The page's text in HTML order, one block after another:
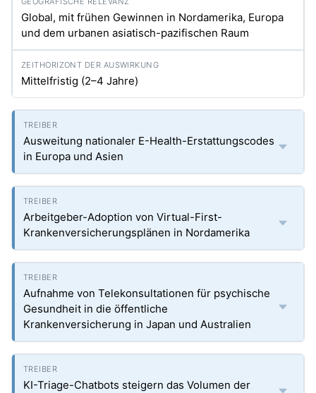
Global, mit frühen Gewinnen in Nordamerika, Europa
und dem urbanen asiatisch-pazifischen Raum
Mittelfristig (2–4 Jahre)
Ausweitung nationaler E-Health-Erstattungscodes
in Europa und Asien
Arbeitgeber-Adoption von Virtual-First-
Krankenversicherungsplänen in Nordamerika
Aufnahme von Telekonsultationen für psychische
Gesundheit in die öffentliche
Krankenversicherung in Japan und Australien
KI-Triage-Chatbots steigern das Volumen der